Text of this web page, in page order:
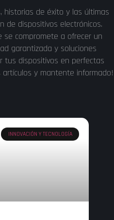
historias de éxito y las últimas
de dispositivos electrónicos.
se compromete a ofrecer un
garantizada y soluciones
tus dispositivos en perfectas
artículos y mantente informado!
INNOVACIÓN Y TECNOLOGÍA